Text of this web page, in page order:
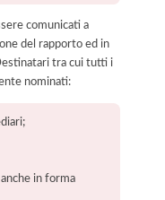
comunicati a
del rapporto ed in
tra cui tutti i
nominati:
in forma